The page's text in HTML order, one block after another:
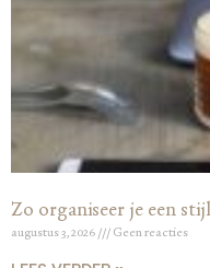
Zo organiseer je een
augustus 3, 2026 Geen reacties